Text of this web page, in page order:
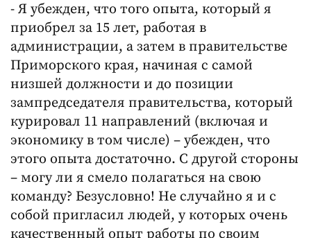
- Я убежден, что того опыта, который я
приобрел за 15 лет, работая в
администрации, а затем в правительстве
Приморского края, начиная с самой
низшей должности и до позиции
зампредседателя правительства, который
курировал 11 направлений (включая и
экономику в том числе) – убежден, что
этого опыта достаточно. С другой стороны
– могу ли я смело полагаться на свою
команду? Безусловно! Не случайно я и с
собой пригласил людей, у которых очень
качественный опыт работы по своим